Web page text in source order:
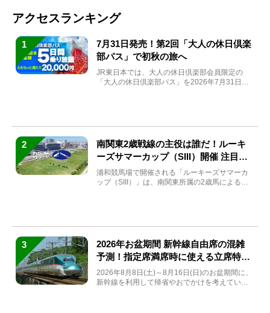
アクセスランキング
1
7月31日発売！第2回「大人の休日倶楽
部パス」で初秋の旅へ
JR東日本では、大人の休日倶楽部会員限定の
「大人の休日倶楽部パス」を2026年7月31日
2
南関東2歳戦線の主役は誰だ！ルーキ
ーズサマーカップ（SIII）開催 注目馬
と見どころをチェック
浦和競馬場で開催される「ルーキーズサマーカ
ップ（SIII）」は、南関東所属の2歳馬による注
3
2026年お盆期間 新幹線自由席の混雑
予測！指定席満席時に使える立席特急
券も解説
2026年8月8日(土)～8月16日(日)のお盆期間に、
新幹線を利用して帰省やおでかけを考えている